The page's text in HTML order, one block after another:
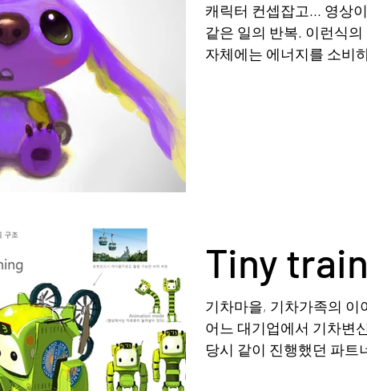
캐릭터 컨셉잡고... 영상
같은 일의 반복. 이런식
자체에는 에너지를 소비
Tiny train
기차마을, 기차가족의 이
어느 대기업에서 기차변
당시 같이 진행했던 파트